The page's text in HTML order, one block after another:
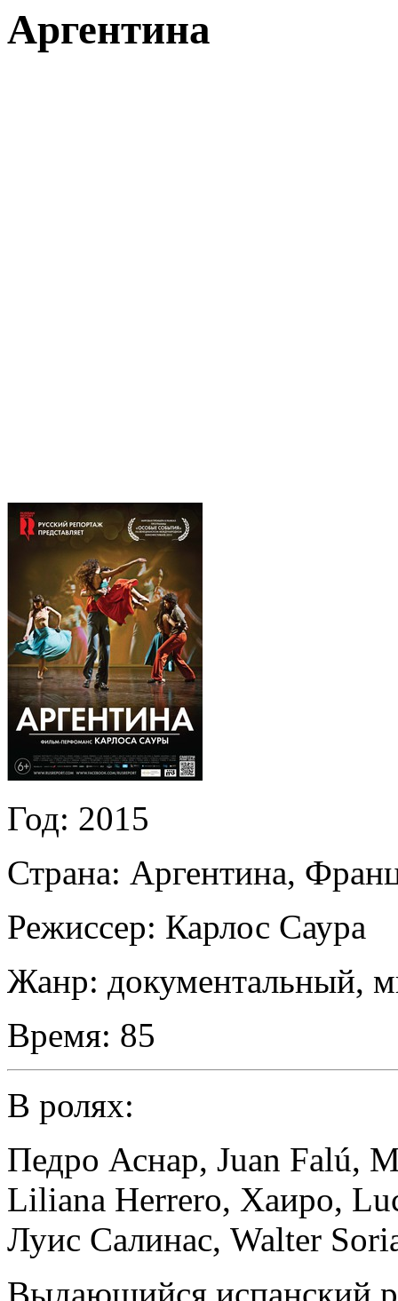
Аргентина
Год: 2015
Страна: Аргентина,
Режиссер: Карлос Саура
Жанр: документальный,
Время: 85
В ролях:
Педро Аснар, Juan Falú,
Liliana Herrero, Хаиро,
Луис Салинас, Walter
Выдающийся испанский